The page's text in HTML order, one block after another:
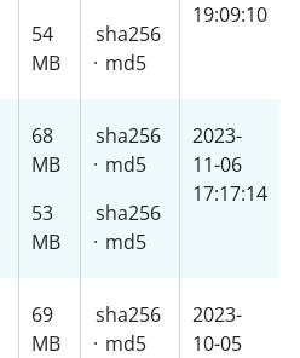
54
MB
sha256
· md5
19:09:10
68
MB
53
MB
sha256
· md5
sha256
· md5
2023-
11-06
17:17:14
69
MB
sha256
· md5
2023-
10-05